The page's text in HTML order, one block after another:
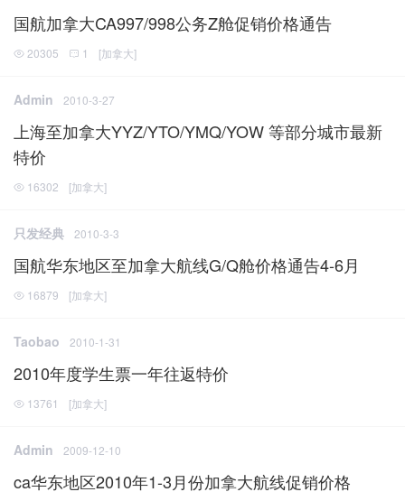
国航加拿大CA997/998公务Z舱促销价格通告
20305 1 [加拿大]
Admin 2010-3-27
上海至加拿大YYZ/YTO/YMQ/YOW 等部分城市最新
特价
16302 [加拿大]
只发经典 2010-3-3
国航华东地区至加拿大航线G/Q舱价格通告4-6月
16879 [加拿大]
Taobao 2010-1-31
2010年度学生票一年往返特价
13761 [加拿大]
Admin 2009-12-10
ca华东地区2010年1-3月份加拿大航线促销价格